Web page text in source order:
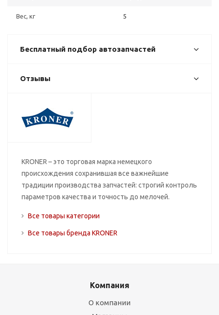
Вес, кг 5
Бесплатный подбор автозапчастей
Отзывы
KRONER – это торговая марка немецкого
происхождения сохранившая все важнейшие
традиции производства запчастей: строгий контроль
параметров качества и точность до мелочей.
Все товары категории
Все товары бренда KRONER
Компания
О компании